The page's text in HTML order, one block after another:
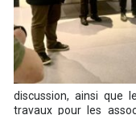
discussion, ainsi que
travaux pour les